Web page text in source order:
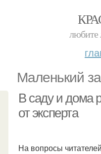
любите
Маленький
В саду и дома
от эксперта
На вопросы